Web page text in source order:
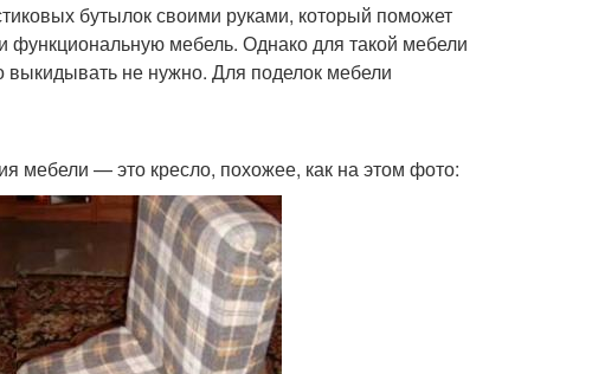
бутылок своими руками, который поможет
функциональную мебель. Однако для такой мебели
выкидывать не нужно. Для поделок мебели
мебели — это кресло, похожее, как на этом фото: